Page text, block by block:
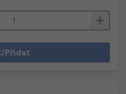
Přidat